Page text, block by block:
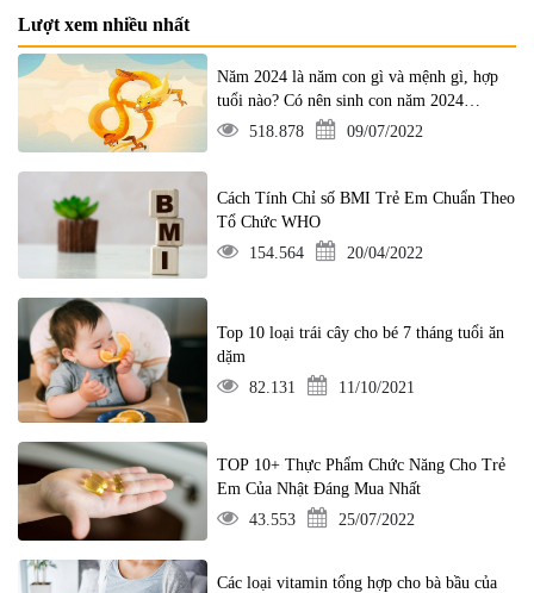
Lượt xem nhiều nhất
Năm 2024 là năm con gì và mệnh gì, hợp
tuổi nào? Có nên sinh con năm 2024
không?518.878 09/07/2022
Cách Tính Chỉ số BMI Trẻ Em Chuẩn Theo
Tổ Chức WHO
154.564
20/04/2022
Top 10 loại trái cây cho bé 7 tháng tuổi ăn
dặm
82.131
11/10/2021
TOP 10+ Thực Phẩm Chức Năng Cho Trẻ
Em Của Nhật Đáng Mua Nhất
43.553
25/07/2022
Các loại vitamin tổng hợp cho bà bầu của